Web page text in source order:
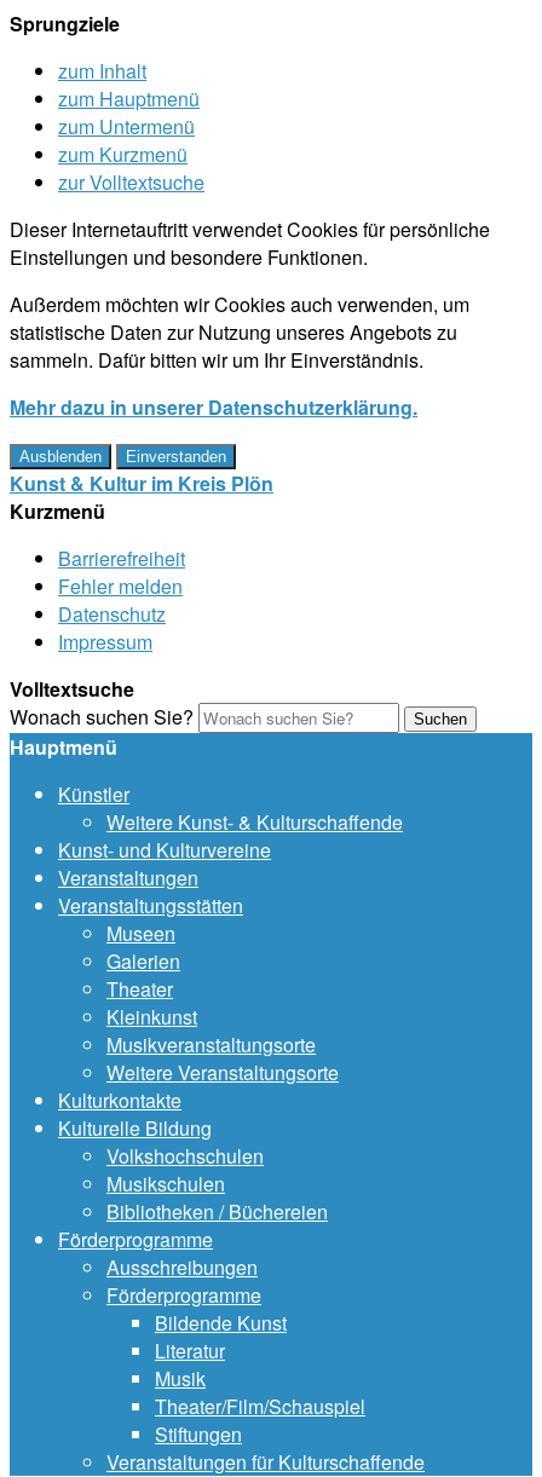
Sprungziele
zum Inhalt
zum Hauptmenü
zum Untermenü
zum Kurzmenü
zur Volltextsuche
Dieser Internetauftritt verwendet Cookies für persönliche
Einstellungen und besondere Funktionen.
Außerdem möchten wir Cookies auch verwenden, um
statistische Daten zur Nutzung unseres Angebots zu
sammeln. Dafür bitten wir um Ihr Einverständnis.
Mehr dazu in unserer Datenschutzerklärung.
Ausblenden Einverstanden
Kunst & Kultur im Kreis Plön
Kurzmenü
Barrierefreiheit
Fehler melden
Datenschutz
Impressum
Volltextsuche
Wonach suchen Sie?
Suchen
Hauptmenü
Künstler
Weitere Kunst- & Kulturschaffende
Kunst- und Kulturvereine
Veranstaltungen
Veranstaltungsstätten
Museen
Galerien
Theater
Kleinkunst
Musikveranstaltungsorte
Weitere Veranstaltungsorte
Kulturkontakte
Kulturelle Bildung
Volkshochschulen
Musikschulen
Bibliotheken / Büchereien
Förderprogramme
Ausschreibungen
Förderprogramme
Bildende Kunst
Literatur
Musik
Theater/Film/Schauspiel
Stiftungen
Veranstaltungen für Kulturschaffende